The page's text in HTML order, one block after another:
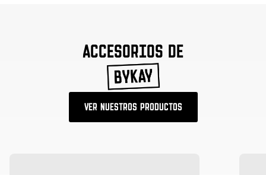
ACCESORIOS DE
VER NUESTROS PRODUCTOS